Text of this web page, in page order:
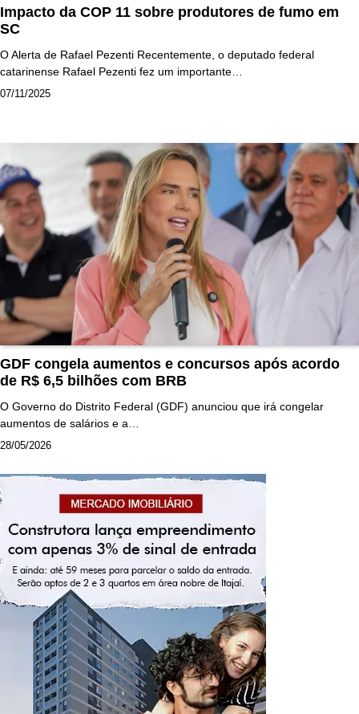
Impacto da COP 11 sobre produtores de fumo em
SC
O Alerta de Rafael Pezenti Recentemente, o deputado federal
catarinense Rafael Pezenti fez um importante…
07/11/2025
GDF congela aumentos e concursos após acordo
de R$ 6,5 bilhões com BRB
O Governo do Distrito Federal (GDF) anunciou que irá congelar
aumentos de salários e a…
28/05/2026